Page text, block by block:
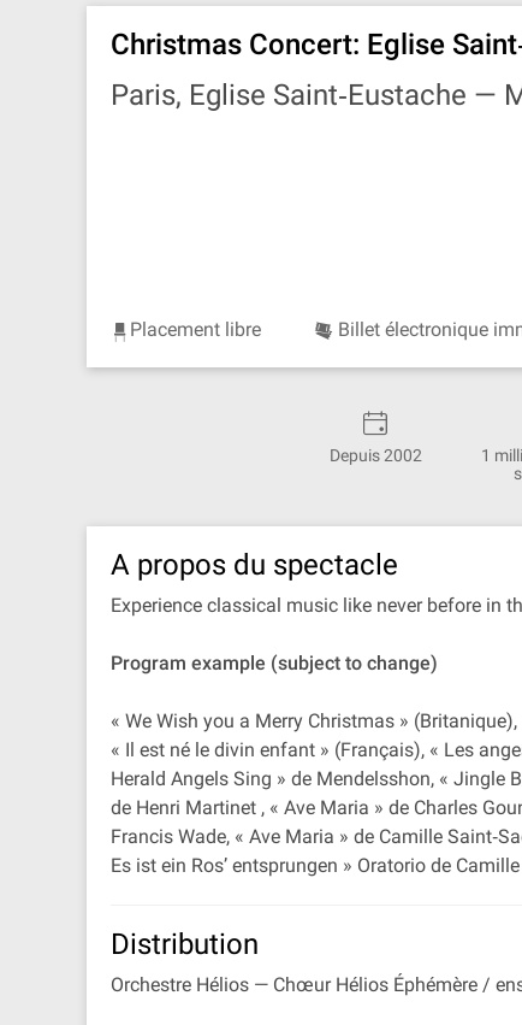
Christmas Concert: Eglise
Paris, Eglise Saint‐Eustache —
Placement libre Billet électronique
Depuis 2002
1
A propos du spectacle
Experience classical music like never before in
Program example (subject to change)
« We Wish you a Merry Christmas »
« Il est né le divin enfant » (Français), « Les
Herald Angels Sing » de Mendelsshon, « Jingle
de Henri Martinet , « Ave Maria » de Charles
Francis Wade, « Ave Maria » de Camille
Es ist ein Ros’ entsprungen » Oratorio de
Distribution
Orchestre Hélios — Chœur Hélios Éphémère /